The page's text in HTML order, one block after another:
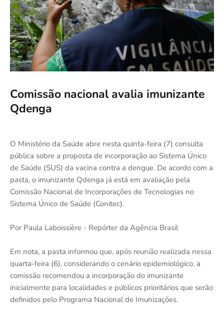
Comissão nacional avalia imunizante
Qdenga
O Ministério da Saúde abre nesta quinta-feira (7) consulta
pública sobre a proposta de incorporação ao Sistema Único
de Saúde (SUS) da vacina contra a dengue. De acordo com a
pasta, o imunizante Qdenga já está em avaliação pela
Comissão Nacional de Incorporações de Tecnologias no
Sistema Único de Saúde (Conitec).
Por Paula Laboissière - Repórter da Agência Brasil
Em nota, a pasta informou que, após reunião realizada nessa
quarta-feira (6), considerando o cenário epidemiológico, a
comissão recomendou a incorporação do imunizante
inicialmente para localidades e públicos prioritários que serão
definidos pelo Programa Nacional de Imunizações.